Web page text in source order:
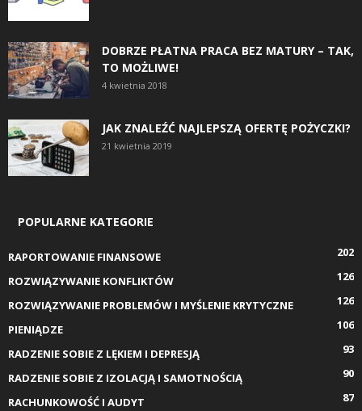
DOBRZE PŁATNA PRACA BEZ MATURY – TAK,
TO MOŻLIWE!
4 kwietnia 2018
JAK ZNALEŹĆ NAJLEPSZĄ OFERTĘ POŻYCZKI?
21 kwietnia 2019
POPULARNE KATEGORIE
RAPORTOWANIE FINANSOWE
202
ROZWIĄZYWANIE KONFLIKTÓW
126
ROZWIĄZYWANIE PROBLEMÓW I MYŚLENIE KRYTYCZNE
126
PIENIĄDZE
106
RADZENIE SOBIE Z LĘKIEM I DEPRESJĄ
93
RADZENIE SOBIE Z IZOLACJĄ I SAMOTNOŚCIĄ
90
RACHUNKOWOŚĆ I AUDYT
87